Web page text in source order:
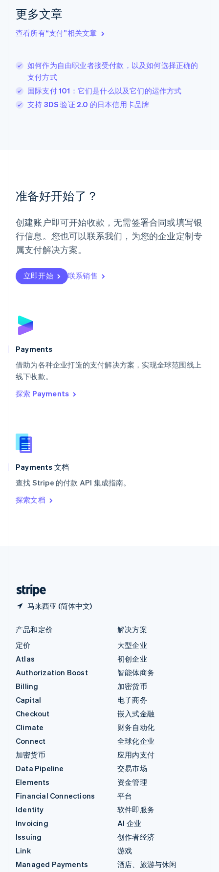
更多文章
查看所有“支付”相关文章
如何作为自由职业者接受付款，以及如何选择正确的
支付方式
国际支付 101：它们是什么以及它们的运作方式
支持 3DS 验证 2.0 的日本信用卡品牌
准备好开始了？
创建账户即可开始收款，无需签署合同或填写银
行信息。您也可以联系我们，为您的企业定制专
属支付解决方案。
立即开始 联系销售
Payments
借助为各种企业打造的支付解决方案，实现全球范围线上
线下收款。
探索 Payments
Payments 文档
查找 Stripe 的付款 API 集成指南。
探索文档
马来西亚 (简体中文)
拉脱维亚
立陶宛
DeutschEnglish
卢森堡
罗马尼亚
English
挪威
葡萄牙
Português English
日本
日本語English
瑞典
瑞士
DeutschFrançais
English
斯洛文尼亚
泰国
ไทยEnglish
希腊
English
西班牙
新西兰
English
匈牙利
English
ItalianoEnglish
印度
English
产品和定价
定价
Atlas
Authorization Boost
Billing
Capital
Checkout
Climate
Connect
加密货币
Data Pipeline
Elements
Financial Connections
Identity
Invoicing
Issuing
Link
Managed Payments
解决方案
大型企业
初创企业
智能体商务
加密货币
电子商务
嵌入式金融
财务自动化
全球化企业
应用内支付
交易市场
资金管理
平台
软件即服务
AI 企业
创作者经济
游戏
酒店、旅游与休闲